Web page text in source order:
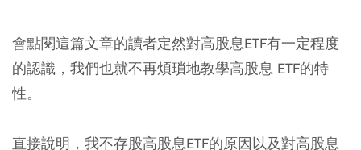
會點閱這篇文章的讀者定然對高股息ETF有一定程度
的認識，我們也就不再煩瑣地教學高股息 ETF的特
性。
直接說明，我不存股高股息ETF的原因以及對高股息